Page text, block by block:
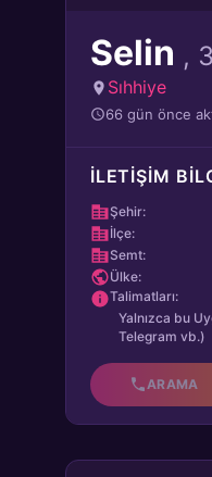
Selin ,
Sıhhiye
66 gün önce
İLETIŞIM
Şehir:
İlçe:
Semt:
Ülke:
Talimatları:
Yalnızca bu
Telegram vb.)
ARAMA